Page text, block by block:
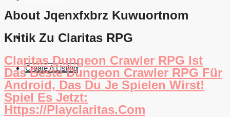
Create A Listing
About Jqenxfxbrz Kuwuortnom
Kritik Zu Claritas RPG
Claritas Dungeon Crawler RPG Ist
Das Beste Dungeon Crawler RPG Für
Android, Das Du Je Spielen Wirst!
Spiel Es Jetzt:
Https://playclaritas.com